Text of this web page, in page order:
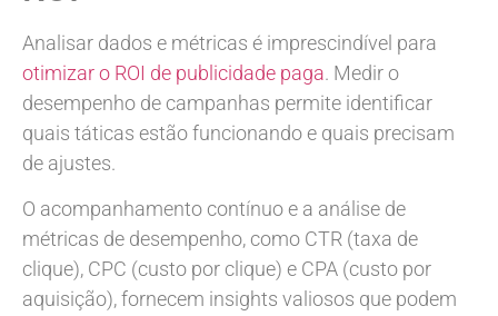
Analisar dados e métricas é imprescindível para
otimizar o ROI de publicidade paga. Medir o
desempenho de campanhas permite identificar
quais táticas estão funcionando e quais precisam
de ajustes.
O acompanhamento contínuo e a análise de
métricas de desempenho, como CTR (taxa de
clique), CPC (custo por clique) e CPA (custo por
aquisição), fornecem insights valiosos que podem